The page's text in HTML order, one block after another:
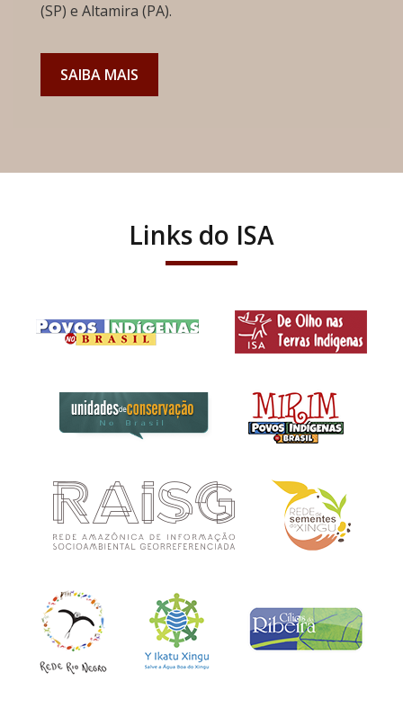
(SP) e Altamira (PA).
SAIBA MAIS
Links do ISA